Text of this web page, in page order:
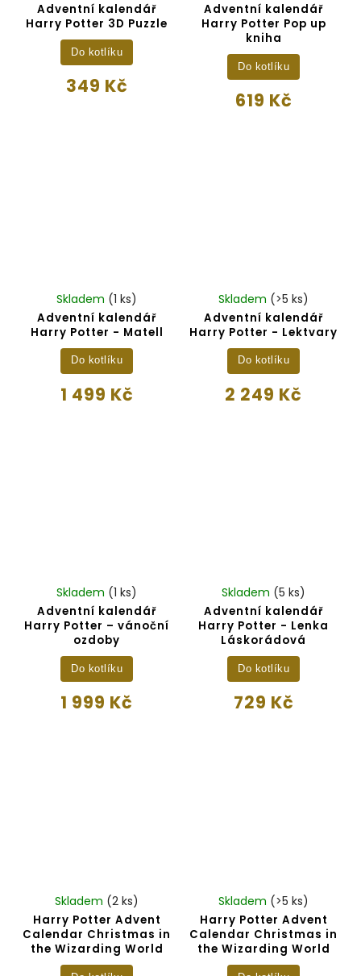
Adventní kalendář
Harry Potter 3D Puzzle
349 Kč
Do kotlíku
Adventní kalendář
Harry Potter Pop up
kniha
619 Kč
Do kotlíku
Adventní kalendář
Harry Potter - Matell
Skladem (1 ks)
1 499 Kč
Do kotlíku
Adventní kalendář
Harry Potter - Lektvary
Skladem (>5 ks)
2 249 Kč
Do kotlíku
Adventní kalendář
Harry Potter – vánoční
ozdoby
Skladem (1 ks)
1 999 Kč
Do kotlíku
Adventní kalendář
Harry Potter - Lenka
Láskorádová
Skladem (5 ks)
729 Kč
Do kotlíku
Harry Potter Advent
Calendar Christmas in
the Wizarding World
Skladem (2 ks)
Harry Potter Advent
Calendar Christmas in
the Wizarding World
Skladem (>5 ks)